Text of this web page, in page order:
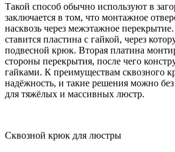
Такой способ обычно используют в
заключается в том, что монтажное
насквозь через межэтажное
ставится пластина с гайкой, через
подвесной крюк. Вторая платина
стороны перекрытия, после чего
гайками. К преимуществам сквозного
надёжность, и такие решения можно без
для тяжёлых и массивных люстр.
Сквозной крюк для люстры